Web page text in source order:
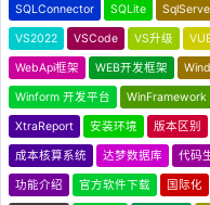
SQLConnector SQLite
VS2022 VSCode VS升级
WebApi框架 WEB开发框架
Winform 开发平台 WinFramework
XtraReport 安装环境 版本区别
成本核算系统 达梦数据库 代码
功能介绍 官方软件下载 国际化